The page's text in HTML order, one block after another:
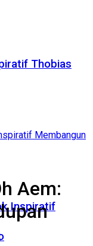
Thobias
Inspiratif
Aem: